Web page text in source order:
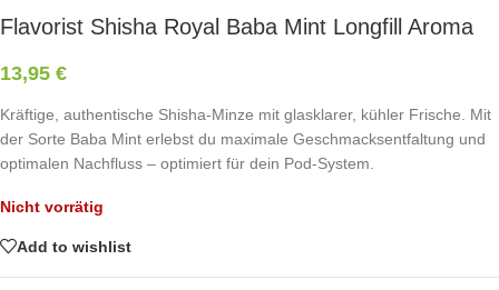
Flavorist Shisha Royal Baba Mint Longfill Aroma
13,95 €
Kräftige, authentische Shisha-Minze mit glasklarer, kühler Frische. Mit
der Sorte Baba Mint erlebst du maximale Geschmacksentfaltung und
optimalen Nachfluss – optimiert für dein Pod-System.
Nicht vorrätig
Add to wishlist